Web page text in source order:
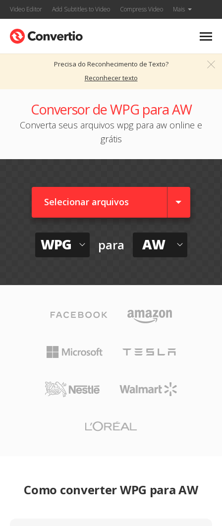
Video Editor Add Subtitles to Video Compress Video Mais
Precisa do Reconhecimento de Texto?
Reconhecer texto
Conversor de WPG para AW
Converta seus arquivos wpg para aw online e
grátis
Selecionar arquivos
WPG para AW
Como converter WPG para AW